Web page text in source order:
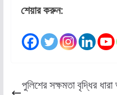
শেয়ার করুন:
পুলিশের সক্ষমতা বৃদ্ধির